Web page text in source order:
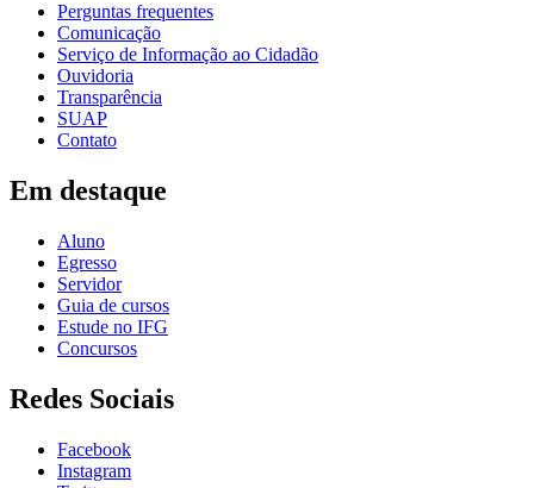
Perguntas frequentes
Comunicação
Serviço de Informação ao Cidadão
Ouvidoria
Transparência
SUAP
Contato
Em destaque
Aluno
Egresso
Servidor
Guia de cursos
Estude no IFG
Concursos
Redes Sociais
Facebook
Instagram